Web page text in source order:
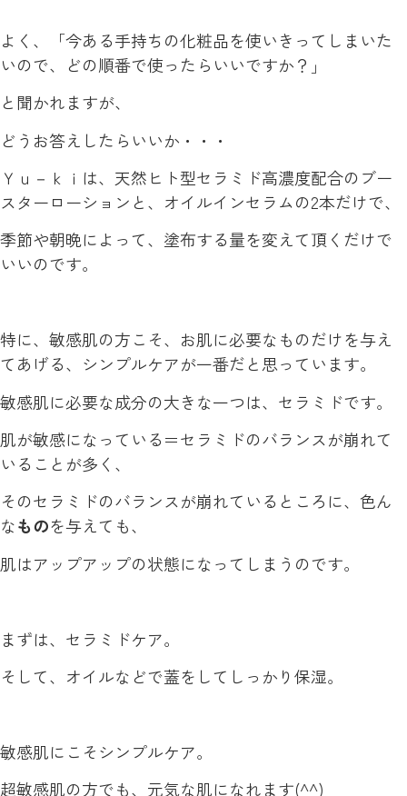
よく、「今ある手持ちの化粧品を使いきってしまいた
いので、どの順番で使ったらいいですか？」
と聞かれますが、
どうお答えしたらいいか・・・
Ｙｕ－ｋｉは、天然ヒト型セラミド高濃度配合のブー
スターローションと、オイルインセラムの2本だけで、
季節や朝晩によって、塗布する量を変えて頂くだけで
いいのです。
特に、敏感肌の方こそ、お肌に必要なものだけを与え
てあげる、シンプルケアが一番だと思っています。
敏感肌に必要な成分の大きな一つは、セラミドです。
肌が敏感になっている＝セラミドのバランスが崩れて
いることが多く、
そのセラミドのバランスが崩れているところに、色ん
なものを与えても、
肌はアップアップの状態になってしまうのです。
まずは、セラミドケア。
そして、オイルなどで蓋をしてしっかり保湿。
敏感肌にこそシンプルケア。
超敏感肌の方でも、元気な肌になれます(^^)